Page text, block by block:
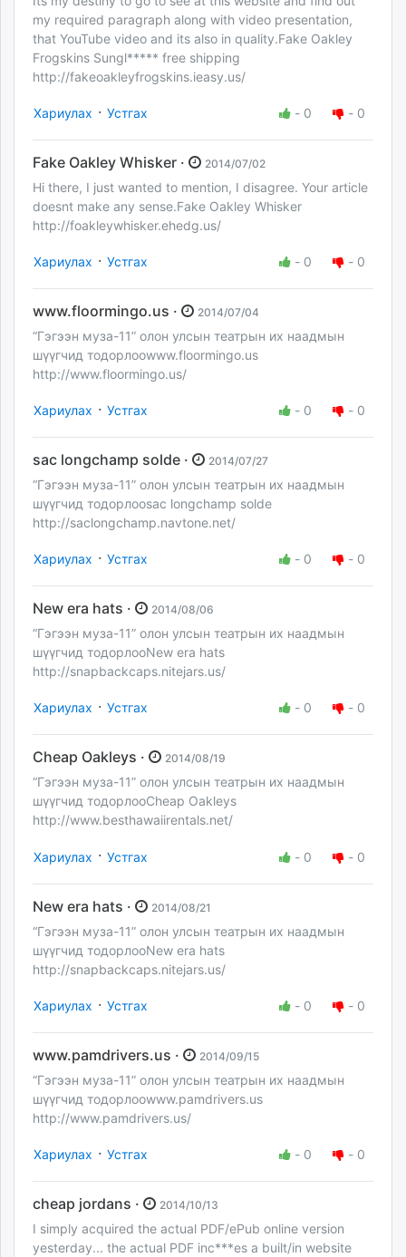
my required paragraph along with video presentation,
that YouTube video and its also in quality.Fake Oakley
Frogskins Sungl***** free shipping
http://fakeoakleyfrogskins.ieasy.us/
Хариулах · Устгах - 0 - 0
Fake Oakley Whisker · 2014/07/02
Hi there, I just wanted to mention, I disagree. Your article
doesnt make any sense.Fake Oakley Whisker
http://foakleywhisker.ehedg.us/
Хариулах · Устгах - 0 - 0
www.floormingo.us · 2014/07/04
“Гэгээн муза-11” олон улсын театрын их наадмын
шүүгчид тодорлооwww.floormingo.us
http://www.floormingo.us/
Хариулах · Устгах - 0 - 0
sac longchamp solde · 2014/07/27
“Гэгээн муза-11” олон улсын театрын их наадмын
шүүгчид тодорлооsac longchamp solde
http://saclongchamp.navtone.net/
Хариулах · Устгах - 0 - 0
New era hats · 2014/08/06
“Гэгээн муза-11” олон улсын театрын их наадмын
шүүгчид тодорлооNew era hats
http://snapbackcaps.nitejars.us/
Хариулах · Устгах - 0 - 0
Cheap Oakleys · 2014/08/19
“Гэгээн муза-11” олон улсын театрын их наадмын
шүүгчид тодорлооCheap Oakleys
http://www.besthawaiirentals.net/
Хариулах · Устгах - 0 - 0
New era hats · 2014/08/21
“Гэгээн муза-11” олон улсын театрын их наадмын
шүүгчид тодорлооNew era hats
http://snapbackcaps.nitejars.us/
Хариулах · Устгах - 0 - 0
www.pamdrivers.us · 2014/09/15
“Гэгээн муза-11” олон улсын театрын их наадмын
шүүгчид тодорлооwww.pamdrivers.us
http://www.pamdrivers.us/
Хариулах · Устгах - 0 - 0
cheap jordans · 2014/10/13
I simply acquired the actual PDF/ePub online version
yesterday... the actual PDF inc***es a built/in website